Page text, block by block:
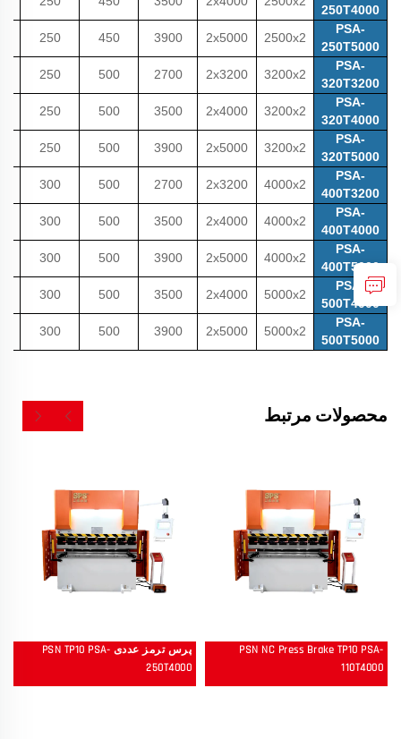
250T4000
PSA-
250T5000
2500x2
2x5000
3900
450
250
PSA-
320T3200
3200x2
2x3200
2700
500
250
PSA-
320T4000
3200x2
2x4000
3500
500
250
PSA-
320T5000
3200x2
2x5000
3900
500
250
PSA-
400T3200
4000x2
2x3200
2700
500
300
PSA-
400T4000
4000x2
2x4000
3500
500
300
PSA-
400T5000
4000x2
2x5000
3900
500
300
PSA-
500T4000
5000x2
2x4000
3500
500
300
PSA-
500T5000
5000x2
2x5000
3900
500
300
محصولات مرتبط
PSN NC Press Brake TP10 PSA-
110T4000
پرس ترمز عددی PSN TP10 PSA-
250T4000